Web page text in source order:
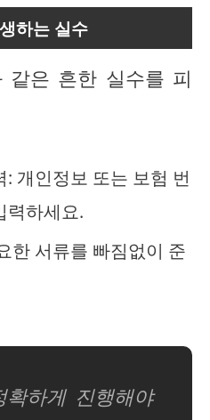
하는 실수
같은 흔한 실수를 피
개인정보 또는 보험 번
력하세요.
한 서류를 빠짐없이 준
하게 진행해야